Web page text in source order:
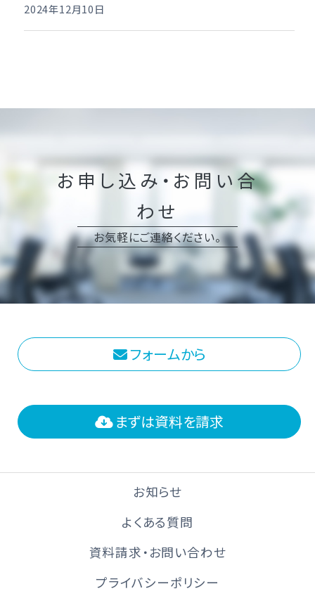
2024年12月10日
お申し込み・お問い合
わせ
お気軽にご連絡ください。
フォームから
まずは資料を請求
お知らせ
よくある質問
資料請求・お問い合わせ
プライバシーポリシー